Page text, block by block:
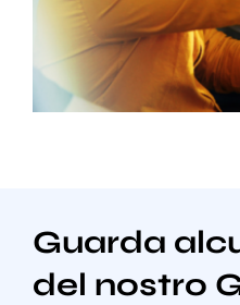
Guarda
del nostro